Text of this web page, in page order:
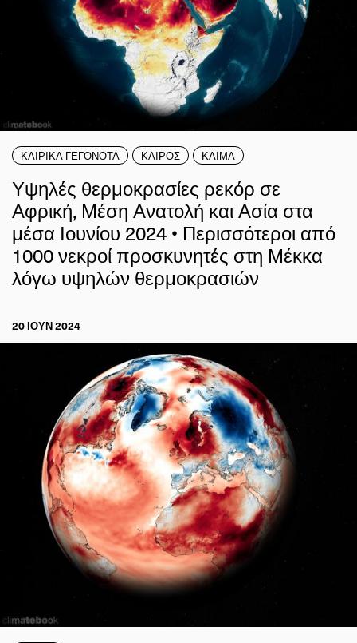
ΚΑΙΡΙΚΑ ΓΕΓΟΝΟΤΑ ΚΑΙΡΟΣ ΚΛΙΜΑ
Υψηλές θερμοκρασίες ρεκόρ σε
Αφρική, Μέση Ανατολή και Ασία στα
μέσα Ιουνίου 2024 • Περισσότεροι από
1000 νεκροί προσκυνητές στη Μέκκα
λόγω υψηλών θερμοκρασιών
20 ΙΟΥΝ 2024